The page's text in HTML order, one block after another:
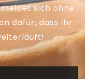
sich ohne
dafür, dass Ihr